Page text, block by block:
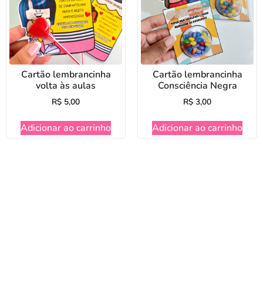
Cartão lembrancinha
volta às aulas
R$ 5,00
Adicionar ao carrinho
Cartão lembrancinha
Consciência Negra
R$ 3,00
Adicionar ao carrinho